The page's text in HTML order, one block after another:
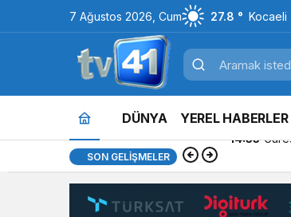
7 Ağustos 2026, Cum 27.8 ° Kocaeli
DÜNYA YEREL HABERLER
SON GELIŞMELER